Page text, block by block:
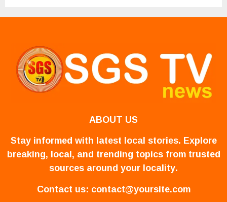
ABOUT US
Stay informed with latest local stories. Explore
breaking, local, and trending topics from trusted
sources around your locality.
Contact us: contact@yoursite.com